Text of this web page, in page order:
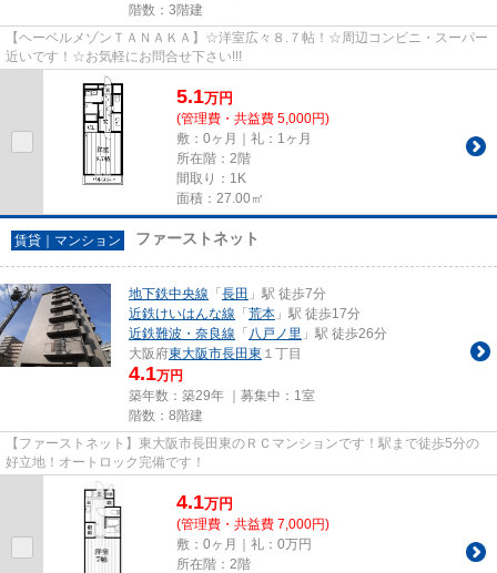
階数：3階建
【ヘーベルメゾンＴＡＮＡＫＡ】☆洋室広々８.７帖！☆周辺コンビニ・スーパー
近いです！☆お気軽にお問合せ下さい!!!
5.1万円
(管理費・共益費 5,000円)
敷：0ヶ月｜礼：1ヶ月
所在階：2階
間取り：1K
面積：27.00㎡
賃貸｜マンション ファーストネット
地下鉄中央線 「 長田 」駅 徒歩7分
近鉄けいはんな線 「 荒本 」駅 徒歩17分
近鉄難波・奈良線 「 八戸ノ里 」駅 徒歩26分
大阪府東大阪市長田東 １丁目
4.1万円
築年数：築29年 ｜募集中： 1室
階数：8階建
【ファーストネット】東大阪市長田東のＲＣマンションです！駅まで徒歩5分の
好立地！オートロック完備です！
4.1万円
(管理費・共益費 7,000円)
敷：0ヶ月｜礼：0万円
所在階：2階